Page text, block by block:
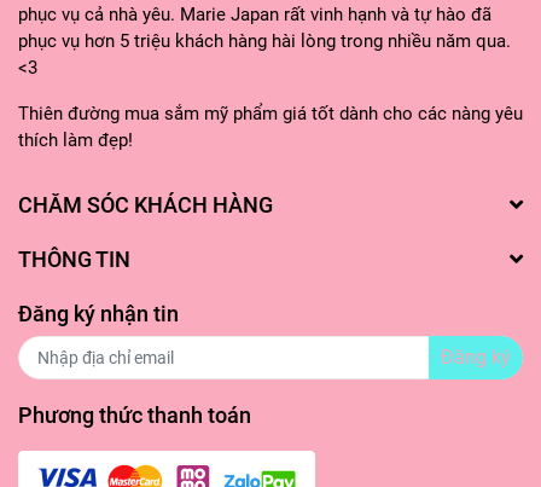
#nuocduongtoc #cocoon #xitduongtoc #sachicocoon
#inchihairtonic #chamsocdaudau #chamsoctoc
#myphamthuanchay #myphamvietnam #mariejapan
#mariejapanhangnhat
phục vụ cả nhà yêu. Marie Japan rất vinh hạnh và tự hào đã
phục vụ hơn 5 triệu khách hàng hài lòng trong nhiều năm qua.
<3
Thiên đường mua sắm mỹ phẩm giá tốt dành cho các nàng yêu
thích làm đẹp!
CHĂM SÓC KHÁCH HÀNG
THÔNG TIN
Đăng ký nhận tin
Đăng ký
Phương thức thanh toán